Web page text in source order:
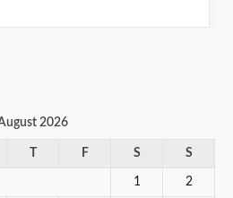
2026
F S S
1 2